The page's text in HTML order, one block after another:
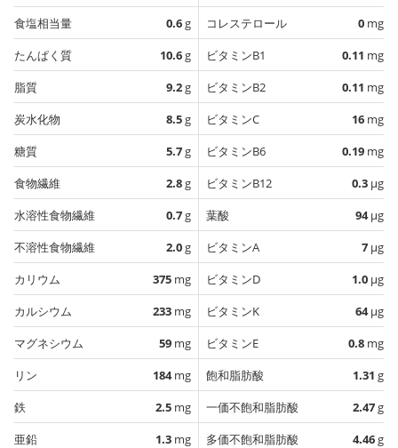
食塩相当量
0.6g
たんぱく質
10.6g
脂質
9.2g
炭水化物
8.5g
糖質
5.7g
食物繊維
2.8g
水溶性食物繊維
0.7g
不溶性食物繊維
2.0g
カリウム
375 mg
カルシウム
233 mg
マグネシウム
59 mg
リン
184mg
鉄
2.5 mg
亜鉛
1.3 mg
コレステロール
0 mg
ビタミンB1
0.11 mg
ビタミンB2
0.11 mg
ビタミンC
16 mg
ビタミンB6
0.19 mg
ビタミンB12
0.3 µg
葉酸
94µg
ビタミンA
7 µg
ビタミンD
1.0 µg
ビタミンK
64µg
ビタミンE
0.8 mg
飽和脂肪酸
1.31 g
一価不飽和脂肪酸
2.47g
多価不飽和脂肪酸
4.46g